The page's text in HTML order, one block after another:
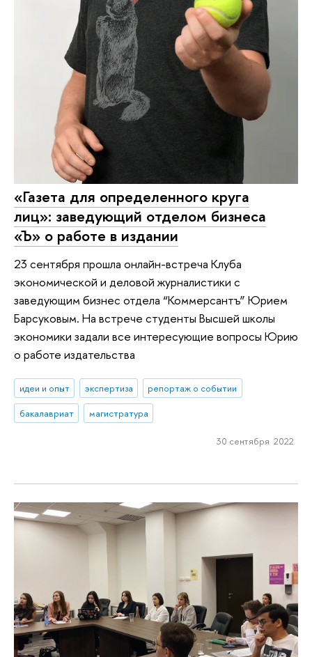
«Газета для определенного круга
лиц»: заведующий отделом бизнеса
«Ъ» о работе в издании
23 сентября прошла онлайн-встреча Клуба
экономической и деловой журналистики с
заведующим бизнес отдела “Коммерсантъ” Юрием
Барсуковым. На встрече студенты Высшей школы
экономики задали все интересующие вопросы Юрию
о работе издательства
идеи и опыт экспертиза
репортаж о событии
бакалавриат
магистратура
30 сентября 2022